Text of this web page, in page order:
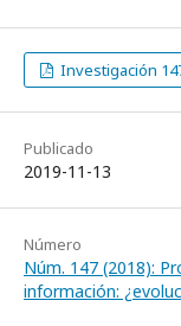
Investigación
Publicado
2019-11-13
Número
Núm. 147 (2018):
información: